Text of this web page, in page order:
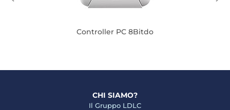
Controller PC 8Bitdo
CHI SIAMO?
Il Gruppo LDLC